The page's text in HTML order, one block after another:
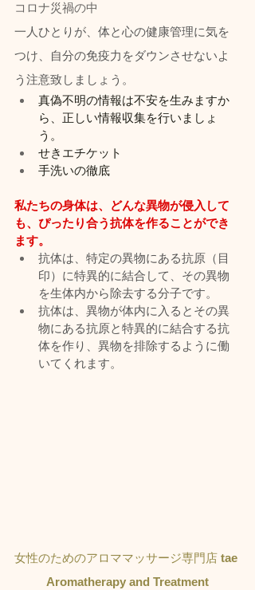
コロナ災禍の中
一人ひとりが、体と心の健康管理に気を
つけ、自分の免疫力をダウンさせないよ
う注意致しましょう。
真偽不明の情報は不安を生みますか
ら、正しい情報収集を行いましょ
う。
せきエチケット
手洗いの徹底
私たちの身体は、どんな異物が侵入して
も、ぴったり合う抗体を作ることができ
ます。
抗体は、特定の異物にある抗原（目
印）に特異的に結合して、その異物
を生体内から除去する分子です。
抗体は、異物が体内に入るとその異
物にある抗原と特異的に結合する抗
体を作り、異物を排除するように働
いてくれます。
女性のためのアロママッサージ専門店 tae
Aromatherapy and Treatment